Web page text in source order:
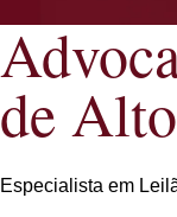
de
Especialista em